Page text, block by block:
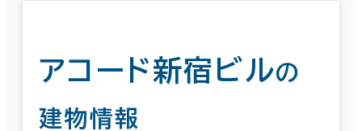
アコード新宿ビルの
建物情報